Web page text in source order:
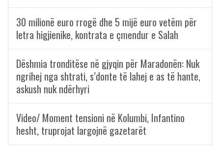
30 milionë euro rrogë dhe 5 mijë euro vetëm për
letra higjienike, kontrata e çmendur e Salah
Dëshmia tronditëse në gjyqin për Maradonën: Nuk
ngrihej nga shtrati, s’donte të lahej e as të hante,
askush nuk ndërhyri
Video/ Moment tensioni në Kolumbi, Infantino
hesht, truprojat largojnë gazetarët